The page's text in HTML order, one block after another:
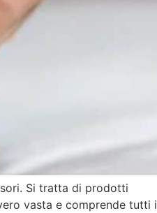
Si tratta di prodotti
vasta e comprende tutti i